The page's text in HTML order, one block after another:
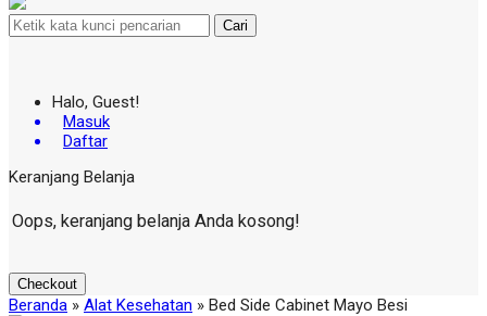
Cari
Halo, Guest!
Masuk
Daftar
Keranjang Belanja
Oops, keranjang belanja Anda kosong!
Checkout
Beranda » Alat Kesehatan » Bed Side Cabinet Mayo Besi